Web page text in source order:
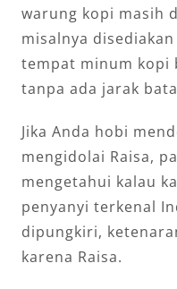
warung kopi masih
misalnya
tempat minum kopi
tanpa ada jarak
Jika Anda hobi
mengidolai Raisa,
mengetahui kalau
penyanyi terkenal
dipungkiri,
karena Raisa.